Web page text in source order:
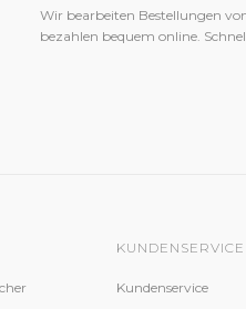
Wir bearbeiten Bestellungen
bezahlen bequem online.
KUNDENSERVICE
Kundenservice